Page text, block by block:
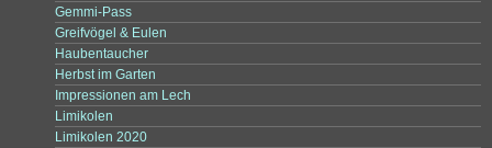
Gemmi-Pass
Greifvögel & Eulen
Haubentaucher
Herbst im Garten
Impressionen am Lech
Limikolen
Limikolen 2020